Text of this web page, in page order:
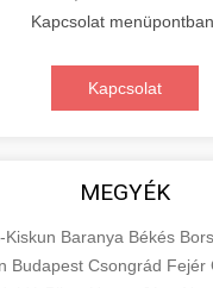
Kapcsolat menüpontban.
Kapcsolat
MEGYÉK
Kiskun Baranya Békés
Budapest Csongrád Fejér